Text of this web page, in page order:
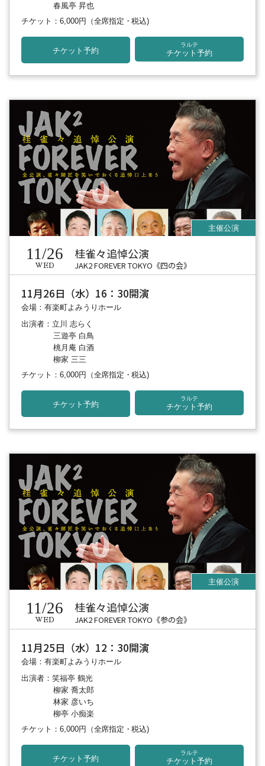
春風亭 昇也
チケット：6,000円 （全席指定・税込)
チケット予約
ラルテ
チケット予約
11/26
WED
桂雀々追悼公演
JAK2 FOREVER TOKYO《四の会》
11月26日（水）16：30開演
会場：有楽町よみうりホール
出演者：立川 志らく
三遊亭 白鳥
桃月庵 白酒
柳家 三三
チケット：6,000円
（全席指定・税込)
チケット予約
ラルテ
チケット予約
11/26
WED
桂雀々追悼公演
JAK2 FOREVER TOKYO《参の会》
11月25日（水）12：30開演
会場：有楽町よみうりホール
出演者：笑福亭 鶴光
柳家 喬太郎
林家 彦いち
柳亭 小痴楽
チケット：6,000円
（全席指定・税込)
チケット予約
ラルテ
チケット予約